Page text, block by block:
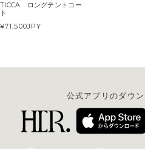
TICCA ロングテントコー
ト
¥71,500JPY
公式アプリのダウ